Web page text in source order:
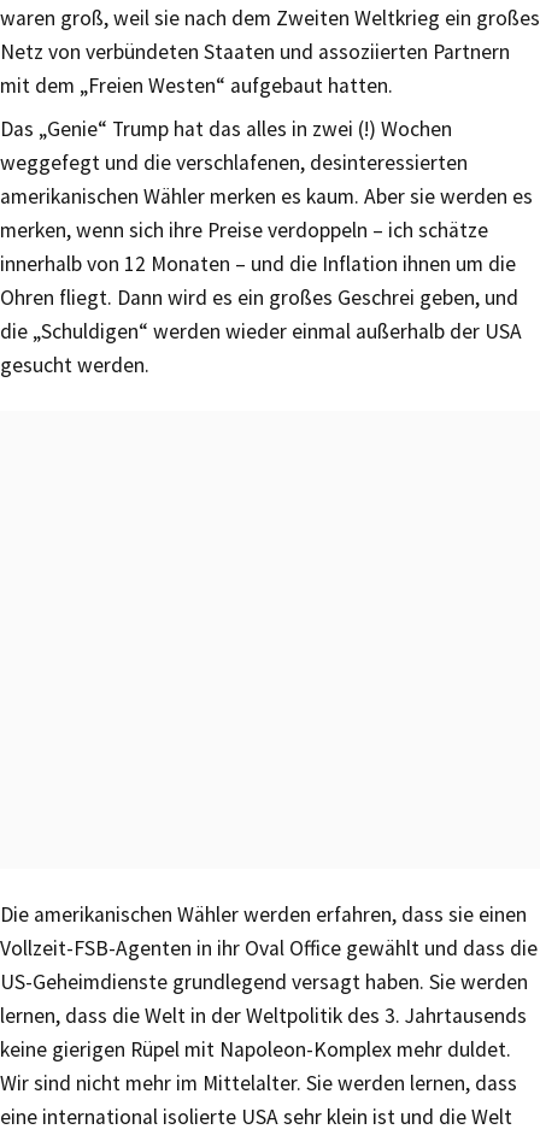
waren groß, weil sie nach dem Zweiten Weltkrieg ein großes
Netz von verbündeten Staaten und assoziierten Partnern
mit dem „Freien Westen“ aufgebaut hatten.
Das „Genie“ Trump hat das alles in zwei (!) Wochen
weggefegt und die verschlafenen, desinteressierten
amerikanischen Wähler merken es kaum. Aber sie werden es
merken, wenn sich ihre Preise verdoppeln – ich schätze
innerhalb von 12 Monaten – und die Inflation ihnen um die
Ohren fliegt. Dann wird es ein großes Geschrei geben, und
die „Schuldigen“ werden wieder einmal außerhalb der USA
gesucht werden.
Die amerikanischen Wähler werden erfahren, dass sie einen
Vollzeit-FSB-Agenten in ihr Oval Office gewählt und dass die
US-Geheimdienste grundlegend versagt haben. Sie werden
lernen, dass die Welt in der Weltpolitik des 3. Jahrtausends
keine gierigen Rüpel mit Napoleon-Komplex mehr duldet.
Wir sind nicht mehr im Mittelalter. Sie werden lernen, dass
eine international isolierte USA sehr klein ist und die Welt